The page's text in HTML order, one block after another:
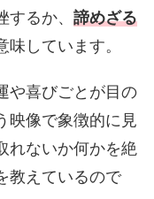
るか、 諦めざる
味しています。
や喜びごとが目の
映像で象徴的に見
れないか何かを絶
教えているので